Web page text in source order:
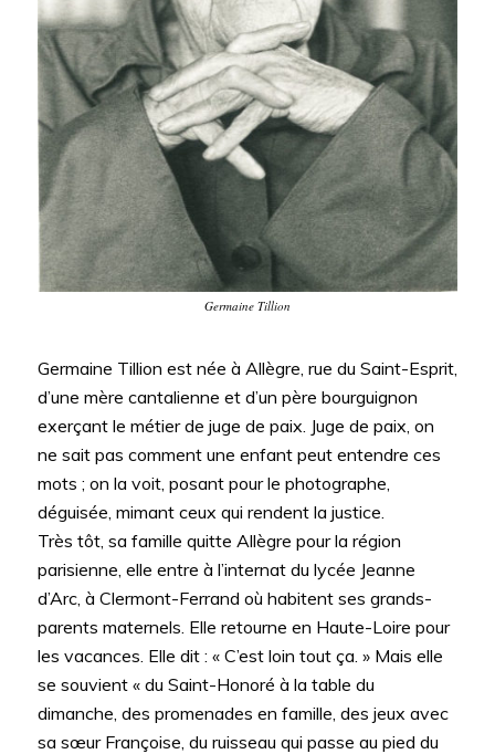
Germaine Tillion
Germaine Tillion est née à Allègre, rue du Saint-Esprit,
d’une mère cantalienne et d’un père bourguignon
exerçant le métier de juge de paix. Juge de paix, on
ne sait pas comment une enfant peut entendre ces
mots ; on la voit, posant pour le photographe,
déguisée, mimant ceux qui rendent la justice.
Très tôt, sa famille quitte Allègre pour la région
parisienne, elle entre à l’internat du lycée Jeanne
d’Arc, à Clermont-Ferrand où habitent ses grands-
parents maternels. Elle retourne en Haute-Loire pour
les vacances. Elle dit : « C’est loin tout ça. » Mais elle
se souvient « du Saint-Honoré à la table du
dimanche, des promenades en famille, des jeux avec
sa sœur Françoise, du ruisseau qui passe au pied du